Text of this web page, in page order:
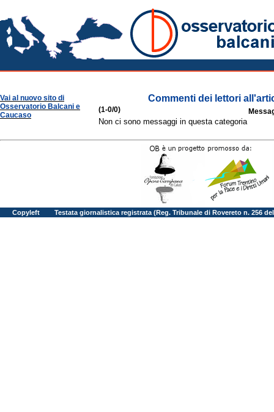
Vai al nuovo sito di
Osservatorio Balcani e
Caucaso
Commenti dei lettori
(1-0/0)
Non ci sono messaggi in questa categoria
Copyleft Testata giornalistica registrata (Reg. Tribunale di Rovereto n. 256